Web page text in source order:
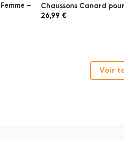
–
Chaussons Canard
26,99 €
Voir